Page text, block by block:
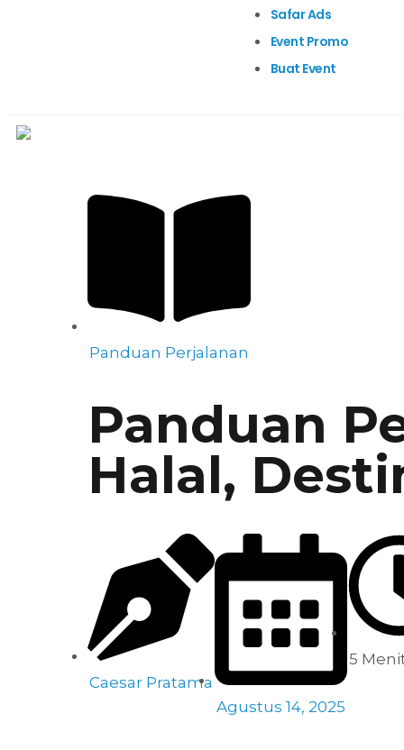
Safar Ads
Event Promo
Buat Event
Panduan Perjalanan
Panduan
Halal,
Caesar Pratama
Agustus 14, 2025
5